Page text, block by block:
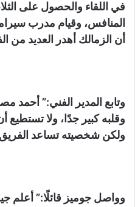
في اللقاء والحصول على
المنافس، وقيام مدرب
أن الزمالك أهدر العديد من
وتابع المدير الفني:” أحمد
وقلبه كبير جدًا، ولا
ولكن شخصيته تساعد
وواصل جوميز قائلًا:” أعلم